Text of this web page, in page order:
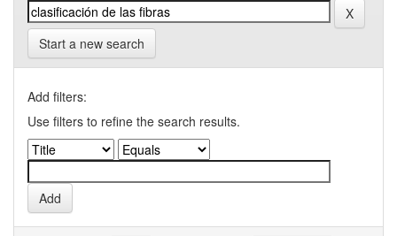
Start a new search
Add filters:
Use filters to refine the search results.